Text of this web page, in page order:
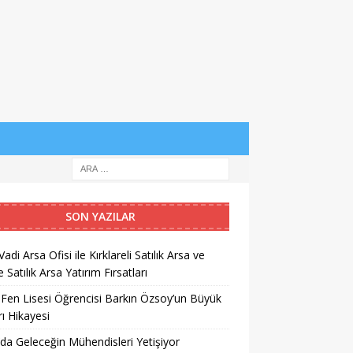
SON YAZILAR
Arsa Ofisi ile Kırklareli Satılık Arsa ve
Satılık Arsa Yatırım Fırsatları
Lisesi Öğrencisi Barkın Özsoy’un Büyük
Hikayesi
Geleceğin Mühendisleri Yetişiyor